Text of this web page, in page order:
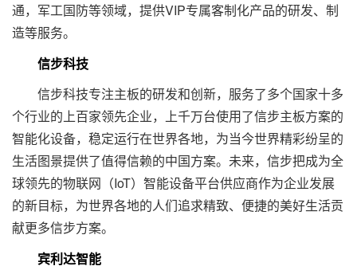
通，军工国防等领域，提供VIP专属客制化产品的研发、制
造等服务。
信步科技
信步科技专注主板的研发和创新，服务了多个国家十多
个行业的上百家领先企业，上千万台使用了信步主板方案的
智能化设备，稳定运行在世界各地，为当今世界精彩纷呈的
生活图景提供了值得信赖的中国方案。未来，信步把成为全
球领先的物联网（IoT）智能设备平台供应商作为企业发展
的新目标，为世界各地的人们追求精致、便捷的美好生活贡
献更多信步方案。
宾利达智能